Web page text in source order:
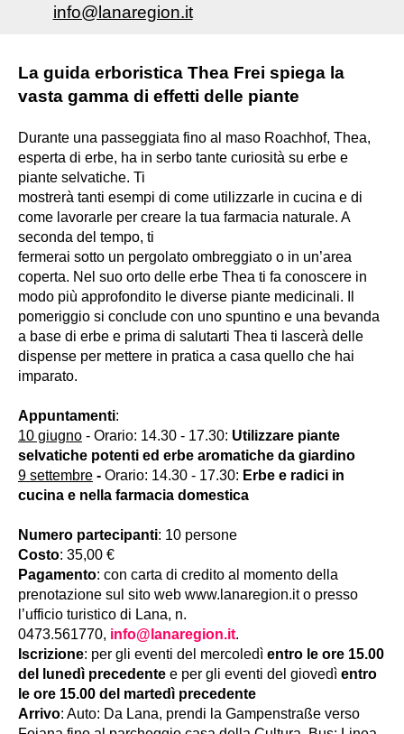
info@lanaregion.it
La guida erboristica Thea Frei spiega la
vasta gamma di effetti delle piante
Durante una passeggiata fino al maso Roachhof, Thea,
esperta di erbe, ha in serbo tante curiosità su erbe e
piante selvatiche. Ti
mostrerà tanti esempi di come utilizzarle in cucina e di
come lavorarle per creare la tua farmacia naturale. A
seconda del tempo, ti
fermerai sotto un pergolato ombreggiato o in un’area
coperta. Nel suo orto delle erbe Thea ti fa conoscere in
modo più approfondito le diverse piante medicinali. Il
pomeriggio si conclude con uno spuntino e una bevanda
a base di erbe e prima di salutarti Thea ti lascerà delle
dispense per mettere in pratica a casa quello che hai
imparato.
Appuntamenti:
10 giugno - Orario: 14.30 - 17.30: Utilizzare piante
selvatiche potenti ed erbe aromatiche da giardino
9 settembre - Orario: 14.30 - 17.30: Erbe e radici in
cucina e nella farmacia domestica
Numero partecipanti: 10 persone
Costo: 35,00 €
Pagamento: con carta di credito al momento della
prenotazione sul sito web www.lanaregion.it o presso
l’ufficio turistico di Lana, n.
0473.561770, info@lanaregion.it.
Iscrizione: per gli eventi del mercoledì entro le ore 15.00
del lunedì precedente e per gli eventi del giovedì entro
le ore 15.00 del martedì precedente
Arrivo: Auto: Da Lana, prendi la Gampenstraße verso